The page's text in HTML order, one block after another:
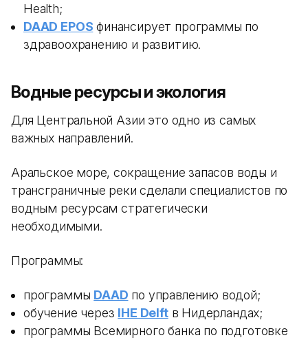
Health;
DAAD EPOS финансирует программы по
здравоохранению и развитию.
Водные ресурсы и экология
Для Центральной Азии это одно из самых
важных направлений.
Аральское море, сокращение запасов воды и
трансграничные реки сделали специалистов по
водным ресурсам стратегически
необходимыми.
Программы:
программы DAAD по управлению водой;
обучение через IHE Delftв Нидерландах;
программы Всемирного банка по подготовке